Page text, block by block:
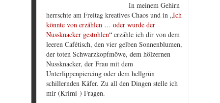
In meinem Gehirn
herrschte am Freitag kreatives Chaos und in „Ich
könnte von erzählen … oder wurde der
Nussknacker gestohlen“ erzähle ich dir von dem
leeren Cafétisch, den vier gelben Sonnenblumen,
der toten Schwarzkopfmöwe, dem hölzernen
Nussknacker, der Frau mit dem
Unterlippenpiercing oder dem hellgrün
schillernden Käfer. Zu all den Dingen stelle ich
mir (Krimi-) Fragen.